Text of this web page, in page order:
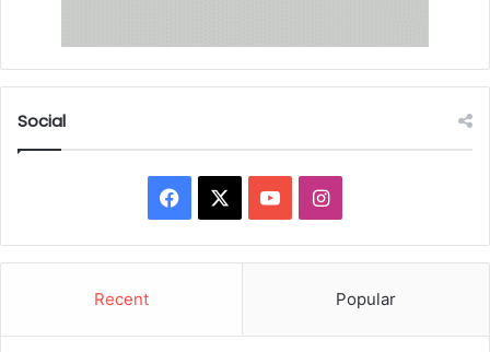
Social
Facebook YouTubeInstagram
Recent Popular